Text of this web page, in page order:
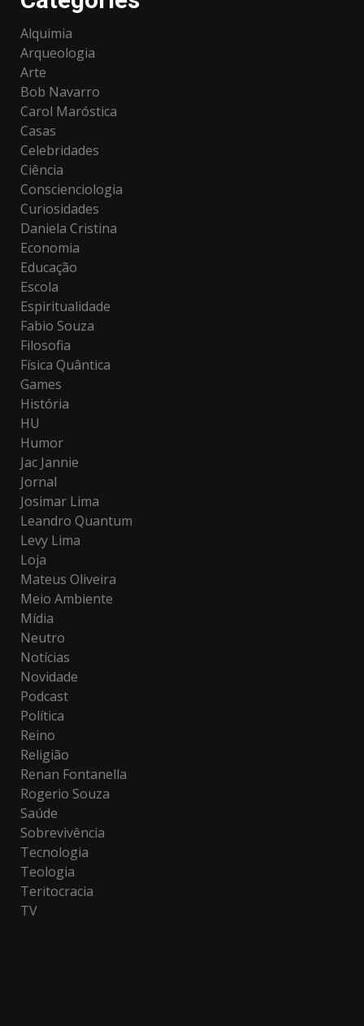
Alquimia
Arqueologia
Arte
Bob Navarro
Carol Maróstica
Casas
Celebridades
Ciência
Conscienciologia
Curiosidades
Daniela Cristina
Economia
Educação
Escola
Espiritualidade
Fabio Souza
Filosofia
Física Quântica
Games
História
HU
Humor
Jac Jannie
Jornal
Josimar Lima
Leandro Quantum
Levy Lima
Loja
Mateus Oliveira
Meio Ambiente
Mídia
Neutro
Notícias
Novidade
Podcast
Política
Reino
Religião
Renan Fontanella
Rogerio Souza
Saúde
Sobrevivência
Tecnologia
Teologia
Teritocracia
TV